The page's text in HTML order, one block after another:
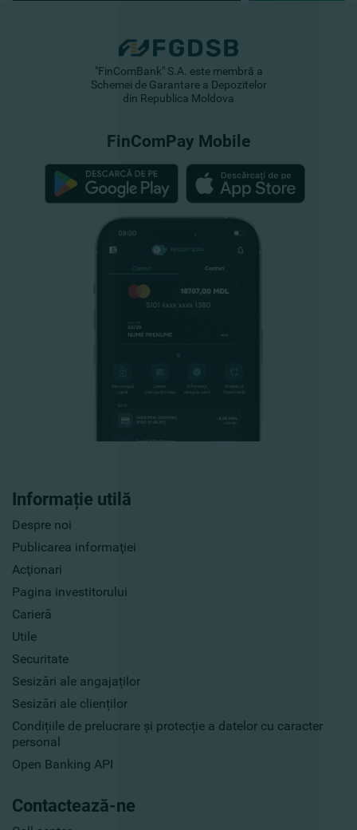
Informație utilă
Despre noi
Publicarea informaţiei
Acţionari
Pagina investitorului
Carieră
Utile
Securitate
Sesizări ale angajaților
Sesizări ale clienților
Condițiile de prelucrare și protecție a datelor cu caracter
personal
Open Banking API
Contactează-ne
"FinComBank" S.A. este membră a
Schemei de Garantare a Depozitelor
din Republica Moldova
FinComPay Mobile